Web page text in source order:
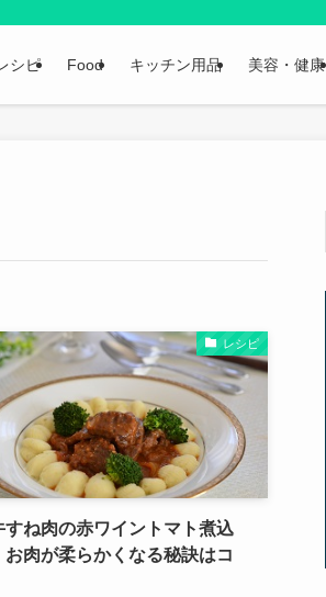
シピ Food キッチン用品 美容・健康
レシピ
すね肉の赤ワイントマト煮込
お肉が柔らかくなる秘訣はコ